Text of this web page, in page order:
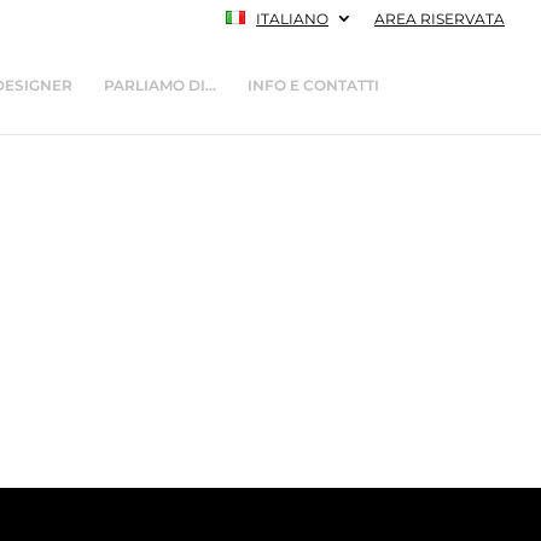
ITALIANO AREA RISERVATA
PARLIAMO DI… INFO E CONTATTI